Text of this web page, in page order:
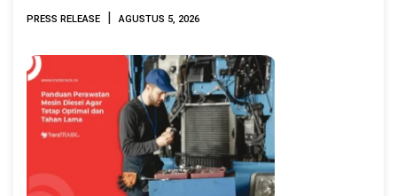
Indonesia Marine & Offshore Expo (IMOX)
PRESS RELEASE | AGUSTUS 5, 2026